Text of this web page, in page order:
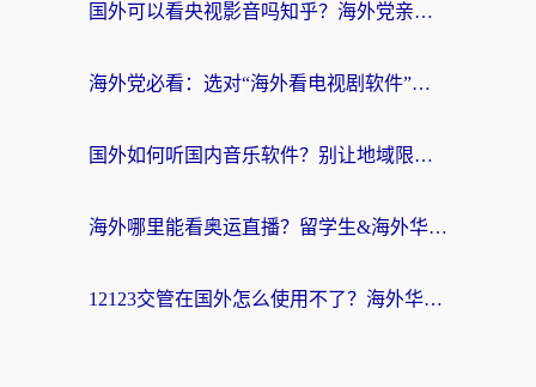
国外可以看央视影音吗知乎？海外党亲测有效的回国加速方案
海外党必看：选对“海外看电视剧软件”，再也不用愁国内剧刷不了
国外如何听国内音乐软件？别让地域限制，断了你的中文歌单
海外哪里能看奥运直播？留学生&海外华人必看的体育赛事观赛终极指南
12123交管在国外怎么使用不了？海外华人必看的无缝访问国内资源指南